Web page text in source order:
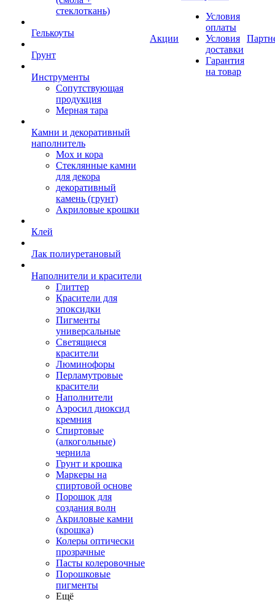
стеклоткань)
Гелькоуты
Грунт
Инструменты
Сопутствующая
продукция
Мерная тара
Камни и декоративный
наполнитель
Мох и кора
Стеклянные камни
для декора
декоративный
камень (грунт)
Акриловые крошки
Клей
Лак полиуретановый
Наполнители и красители
Глиттер
Красители для
эпоксидки
Пигменты
универсальные
Светящиеся
красители
Люминофоры
Перламутровые
красители
Наполнители
Аэросил диоксид
кремния
Спиртовые
(алкогольные)
чернила
Грунт и крошка
Маркеры на
спиртовой основе
Порошок для
создания волн
Акриловые камни
(крошка)
Колеры оптически
прозрачные
Пасты колеровочные
Порошковые
пигменты
Ещё
Акции
Условия
оплаты
Условия
доставки
Гарантия
на товар